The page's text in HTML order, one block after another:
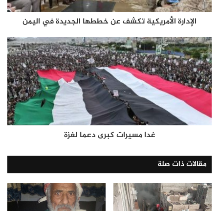
الإدارة الأمريكية تكشف عن خططها الجديدة في اليمن
غدا مسيرات كبرى دعما لغزة
مقالات ذات صلة